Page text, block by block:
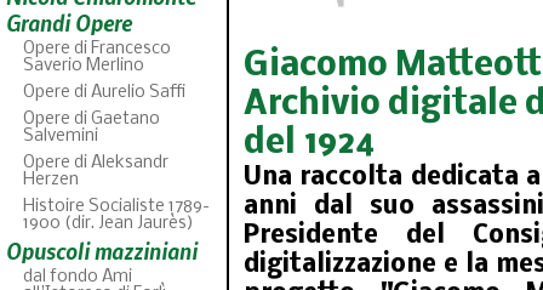
Grandi Opere
Opere di Francesco
Saverio Merlino
Opere di Aurelio Saffi
Opere di Gaetano
Salvemini
Opere di Aleksandr
Herzen
Histoire Socialiste 1789-
1900 (dir. Jean Jaurès)
Opuscoli mazziniani
dal fondo Ami
Giacomo
Archivio digitale
del 1924
Una raccolta dedicata
anni dal suo
Presidente del
digitalizzazione e la